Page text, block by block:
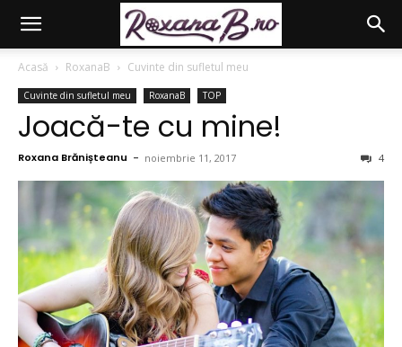
Acasă RoxanaB Cuvinte din sufletul meu
Cuvinte din sufletul meu RoxanaB TOP
Joacă-te cu mine!
Roxana Brănișteanu - noiembrie 11, 2017 4